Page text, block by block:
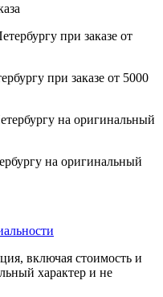
при заказе от 5000
на оригинальный
включая стоимость и
характер и не